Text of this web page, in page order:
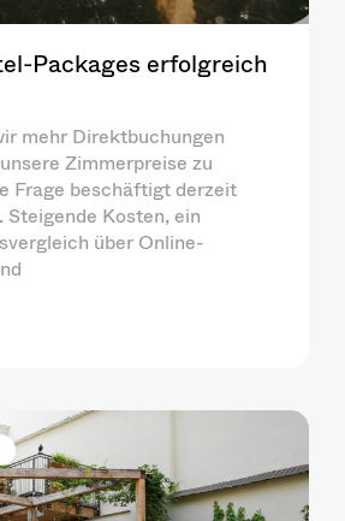
Packages erfolgreich
mehr Direktbuchungen
Zimmerpreise zu
Frage beschäftigt derzeit
Kosten, ein
über Online-